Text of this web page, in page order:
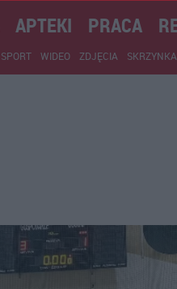
APTEKI PRACA
SPORT WIDEO ZDJĘCIA